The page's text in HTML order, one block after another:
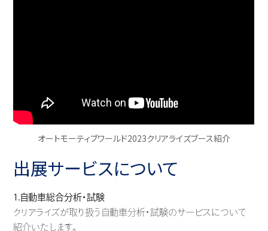
オートモーティブワールド2023クリアライズブース紹介
出展サービスについて
1.自動車総合分析・試験
クリアライズが取り扱う自動車分析・試験のサービスについて
紹介いたします。